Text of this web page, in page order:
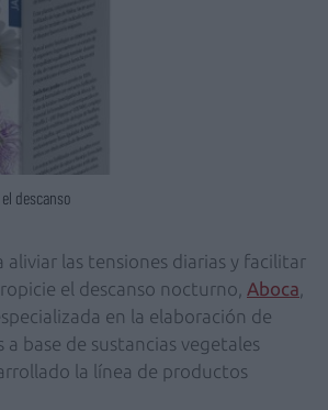
descanso
aliviar las tensiones diarias y facilitar
el descanso nocturno, Aboca
en la elaboración de
base de sustancias vegetales
la línea de productos